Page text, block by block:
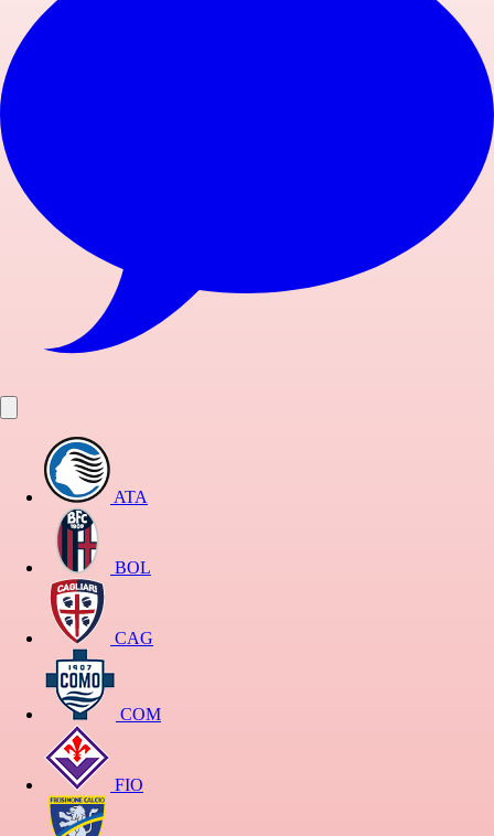
ATA
BOL
CAG
COM
FIO